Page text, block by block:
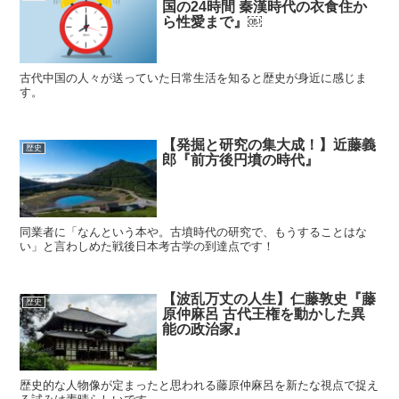
国の24時間 秦漢時代の衣食住か
ら性愛まで』￼
古代中国の人々が送っていた日常生活を知ると歴史が身近に感じま
す。
歴史
【発掘と研究の集大成！】近藤義
郎『前方後円墳の時代』
同業者に「なんという本や。古墳時代の研究で、もうすることはな
い」と言わしめた戦後日本考古学の到達点です！
歴史
【波乱万丈の人生】仁藤敦史『藤
原仲麻呂 古代王権を動かした異
能の政治家』
歴史的な人物像が定まったと思われる藤原仲麻呂を新たな視点で捉え